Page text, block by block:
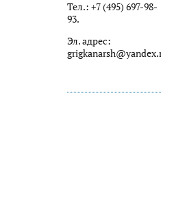
Тел.: +7 (495) 697-98-
93.
Эл. адрес:
grigkanarsh@yandex.ru